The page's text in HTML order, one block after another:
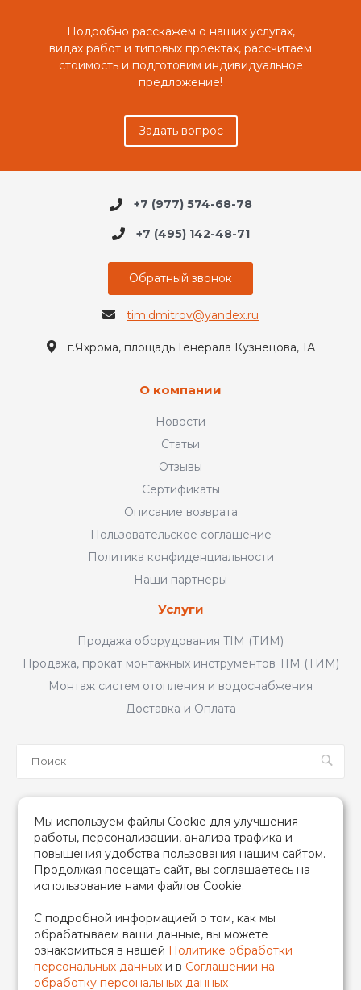
Подробно расскажем о наших услугах,
видах работ и типовых проектах, рассчитаем
стоимость и подготовим индивидуальное
предложение!
Задать вопрос
+7 (977) 574-68-78
+7 (495) 142-48-71
Обратный звонок
tim.dmitrov@yandex.ru
г.Яхрома, площадь Генерала Кузнецова, 1А
О компании
Новости
Статьи
Отзывы
Сертификаты
Описание возврата
Пользовательское соглашение
Политика конфиденциальности
Наши партнеры
Услуги
Продажа оборудования TIM (ТИМ)
Продажа, прокат монтажных инструментов TIM (ТИМ)
Монтаж систем отопления и водоснабжения
Доставка и Оплата
2026 © TIM (ТИМ) Инженерная сантехника, Все права
защищены
ИП Гончаренко Надежда Николаевна
500708528433/319500700011740
Мы используем файлы Cookie для улучшения
работы, персонализации, анализа трафика и
повышения удобства пользования нашим сайтом.
Продолжая посещать сайт, вы соглашаетесь на
использование нами файлов Cookie.
С подробной информацией о том, как мы
обрабатываем ваши данные, вы можете
ознакомиться в нашей Политике обработки
персональных данных и в Соглашении на
обработку персональных данных